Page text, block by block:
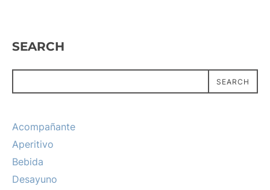
SEARCH
SEARCH
Acompañante
Aperitivo
Bebida
Desayuno